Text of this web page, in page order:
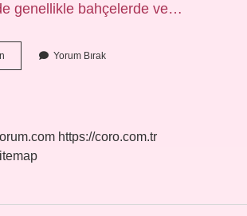
genellikle bahçelerde ve…
Ağacı
Yorum Bırak
https://coro.com.tr